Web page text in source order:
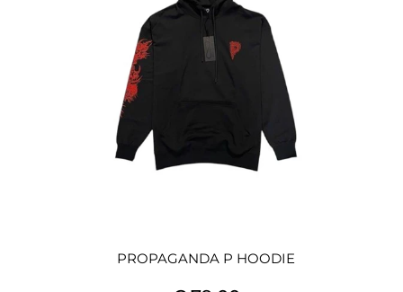
PROPAGANDA P HOODIE